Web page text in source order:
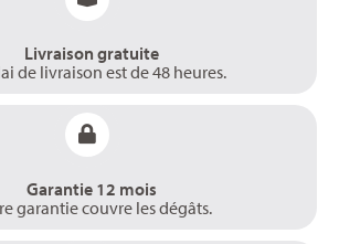
Livraison gratuite
de livraison est de 48 heures.
Garantie 12 mois
garantie couvre les dégâts.